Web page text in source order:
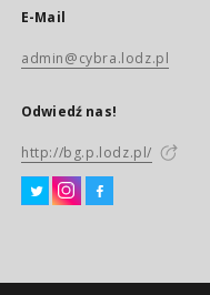
E-Mail
admin@cybra.lodz.pl
Odwiedź nas!
http://bg.p.lodz.pl/